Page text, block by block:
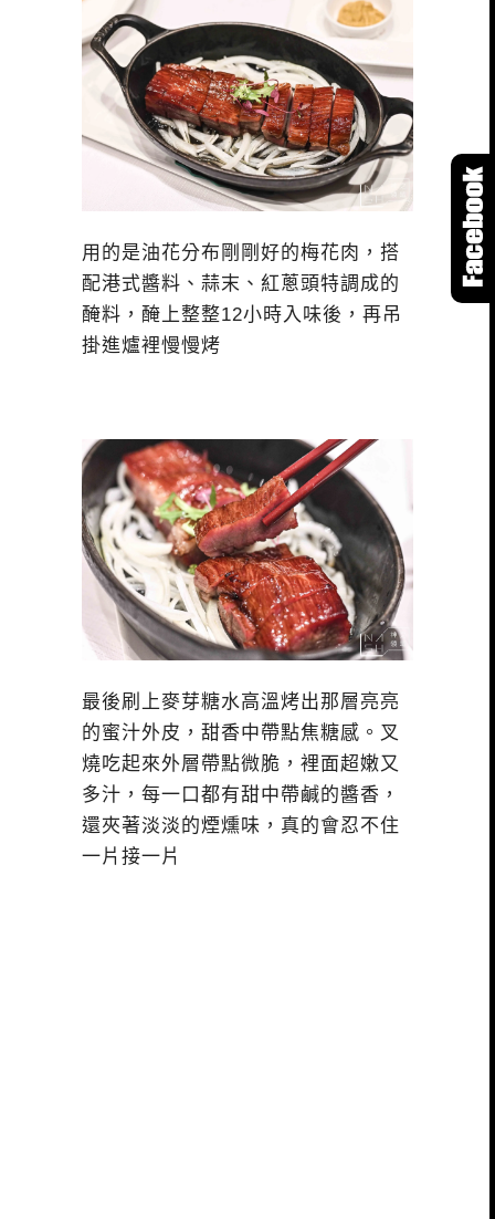
用的是油花分布剛剛好的梅花肉，搭
配港式醬料、蒜末、紅蔥頭特調成的
醃料，醃上整整12小時入味後，再吊
掛進爐裡慢慢烤
最後刷上麥芽糖水高溫烤出那層亮亮
的蜜汁外皮，甜香中帶點焦糖感。叉
燒吃起來外層帶點微脆，裡面超嫩又
多汁，每一口都有甜中帶鹹的醬香，
還夾著淡淡的煙燻味，真的會忍不住
一片接一片